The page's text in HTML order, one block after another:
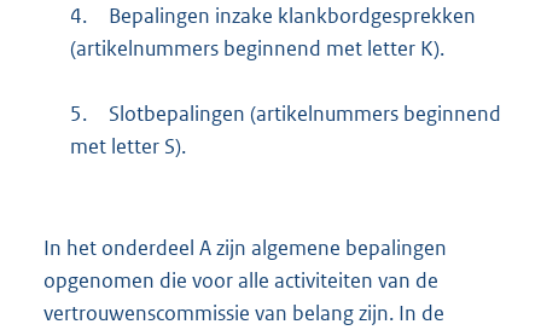
4.
Bepalingen inzake klankbordgesprekken
(artikelnummers beginnend met letter K).
5.
Slotbepalingen (artikelnummers beginnend
met letter S).
In het onderdeel A zijn algemene bepalingen
opgenomen die voor alle activiteiten van de
vertrouwenscommissie van belang zijn. In de